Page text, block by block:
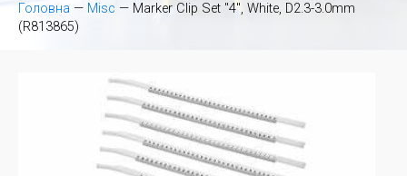
Головна — Misc — Marker Clip Set "4", White, D2.3-3.0mm
(R813865)